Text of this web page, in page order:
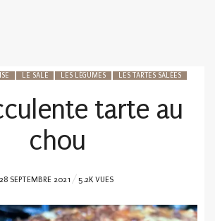
LE SALÉ LES LÉGUMES LES TARTES SALÉES
tarte au
chou
POSTED
28 SEPTEMBRE 2021 5.2K VUES